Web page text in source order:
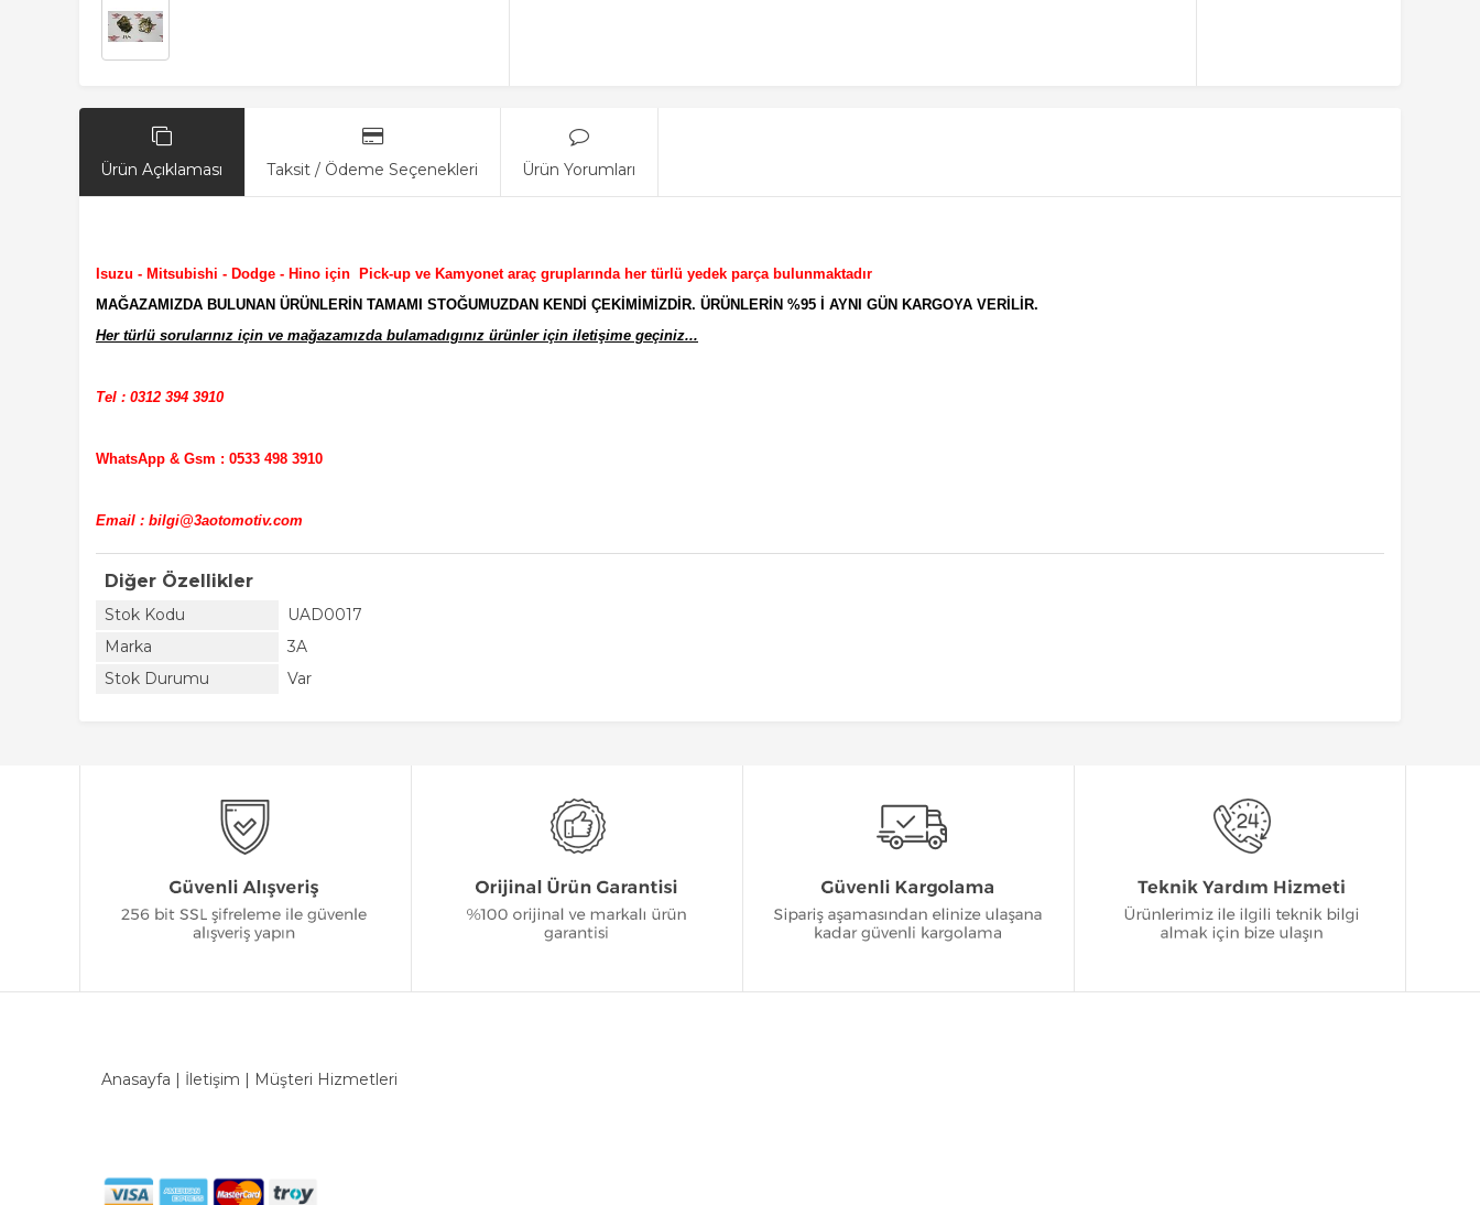
Ürün Açıklaması Taksit / Ödeme Seçenekleri Ürün Yorumları
Isuzu - Mitsubishi - Dodge - Hino için Pick-up ve Kamyonet araç gruplarında her türlü yedek parça bulunmaktadır
MAĞAZAMIZDA BULUNAN ÜRÜNLERİN TAMAMI STOĞUMUZDAN KENDİ ÇEKİMİMİZDİR. ÜRÜNLERİN %95 İ AYNI GÜN KARGOYA VERİLİR.
Her türlü sorularınız için ve mağazamızda bulamadıgınız ürünler için iletişime geçiniz...
Tel : 0312 394 3910
WhatsApp & Gsm : 0533 498 3910
Email : bilgi@3aotomotiv.com
Diğer Özellikler
Stok Kodu
UAD0017
Marka
3A
Stok Durumu
Var
Anasayfa | İletişim | Müşteri Hizmetleri